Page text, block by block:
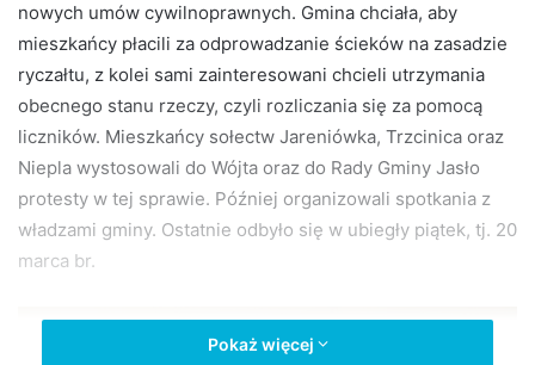
l
nowych umów cywilnoprawnych. Gmina chciała, aby
mieszkańcy płacili za odprowadzanie ścieków na zasadzie
ryczałtu, z kolei sami zainteresowani chcieli utrzymania
obecnego stanu rzeczy, czyli rozliczania się za pomocą
liczników. Mieszkańcy sołectw Jareniówka, Trzcinica oraz
Niepla wystosowali do Wójta oraz do Rady Gminy Jasło
protesty w tej sprawie. Później organizowali spotkania z
władzami gminy. Ostatnie odbyło się w ubiegły piątek, tj. 20
marca br.
Pokaż więcej